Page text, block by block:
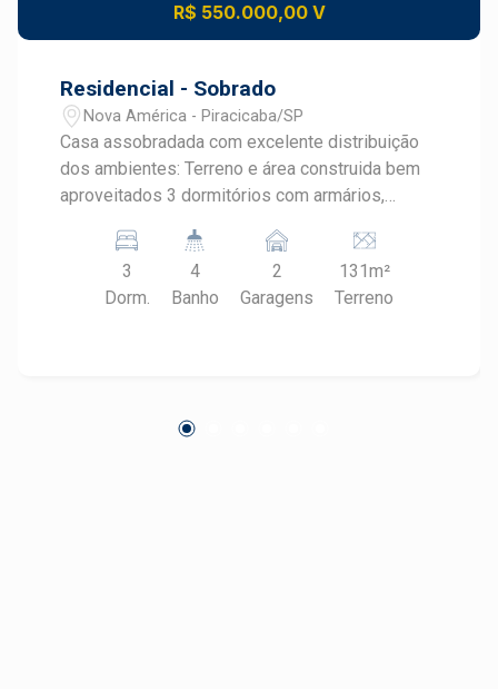
R$ 550.000,00 V
Residencial - Sobrado
Nova América - Piracicaba/SP
Casa assobradada com excelente distribuição
dos ambientes: Terreno e área construida bem
aproveitados 3 dormitórios com armários,
atende os dois quartos Sala 2 ambientes ampla
e iluminada Sala de TV privativa cozinha com
armários Lavabo Espaço gourmet com
permuta com apartamento de menor valor. Bairro
3
Dorm.
4
Banho
2
Garagens
131m²
Terreno